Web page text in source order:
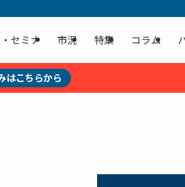
セミナ 市況 特集 コラム
はこちらから